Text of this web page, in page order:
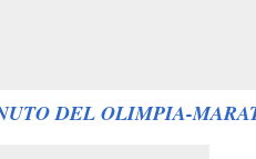
DEL OLIMPIA-